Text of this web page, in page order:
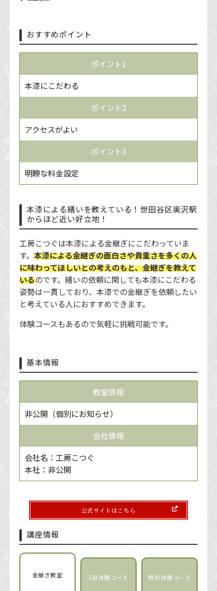
おすすめポイント
ポイント1
本漆にこだわる
ポイント2
アクセスがよい
ポイント3
明瞭な料金設定
本漆による繕いを教えている！世田谷区奥沢駅
からほど近い好立地！
工房こつぐは本漆による金継ぎにこだわっていま
す。 本漆による金継ぎの面白さや貴重さを多くの人
に味わってほしいとの考えのもと、金継ぎを教えて
いるのです。繕いの依頼に関しても本漆にこだわる
姿勢は一貫しており、本漆での金継ぎを依頼したい
と考えている人におすすめできます。
体験コースもあるので気軽に挑戦可能です。
基本情報
教室情報
非公開（個別にお知らせ）
会社情報
会社名：工房こつぐ
本社：非公開
公式サイトはこちら
講座情報
金継ぎ教室 1日体験コース 特別体験コース